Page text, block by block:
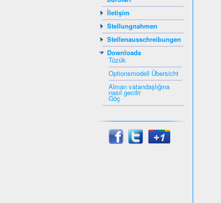
İletişim
Stellungnahmen
Stellenausschreibungen
Downloads
Tüzük
Optionsmodell Übersicht
Alman vatandaşlığına
nasıl gecilir
Göç